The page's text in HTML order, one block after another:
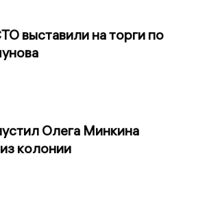
выставили на торги по
Олега Минкина
колонии